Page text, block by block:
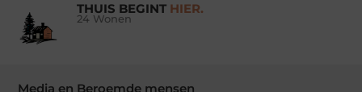
THUIS BEGINT HIER.
24 Wonen
Media en Beroemde mensen